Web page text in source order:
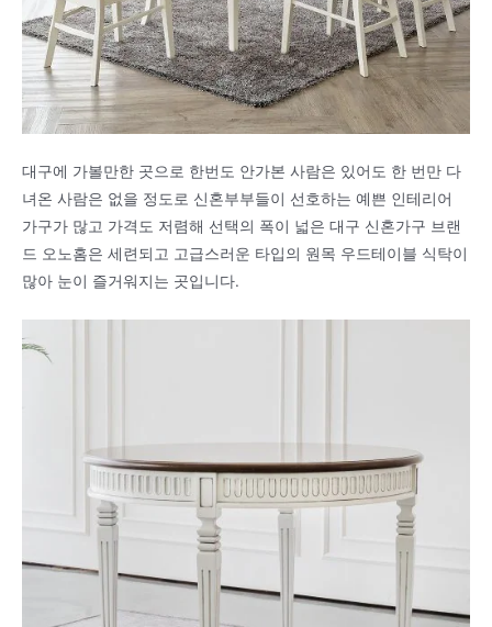
대구에 가볼만한 곳으로 한번도 안가본 사람은 있어도 한 번만 다
녀온 사람은 없을 정도로 신혼부부들이 선호하는 예쁜 인테리어
가구가 많고 가격도 저렴해 선택의 폭이 넓은 대구 신혼가구 브랜
드 오노홈은 세련되고 고급스러운 타입의 원목 우드테이블 식탁이
많아 눈이 즐거워지는 곳입니다.